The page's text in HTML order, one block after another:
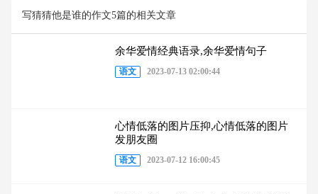
写猜猜他是谁的作文5篇的相关文章
余华爱情经典语录,余华爱情句子
语文 2023-07-13 02:00:44
心情低落的图片压抑,心情低落的图片
发朋友圈
语文 2023-07-12 16:00:45